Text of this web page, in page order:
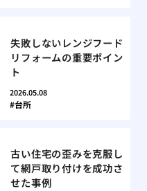
失敗しないレンジフード
リフォームの重要ポイン
ト
2026.05.08
台所
古い住宅の歪みを克服し
て網戸取り付けを成功さ
せた事例